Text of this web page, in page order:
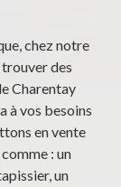
chez notre
des
Charentay
à vos besoins
en vente
: un
un